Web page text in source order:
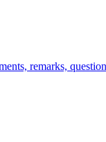
remarks,